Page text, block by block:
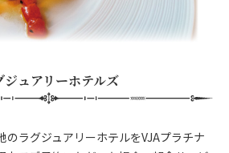
ジュアリーホテルズ
のラグジュアリーホテルをVJAプラチナ